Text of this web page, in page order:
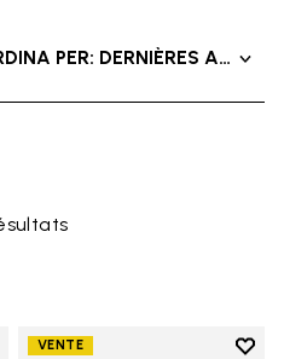
PER: DERNIÈRES
to wishlist
VENTE
Add